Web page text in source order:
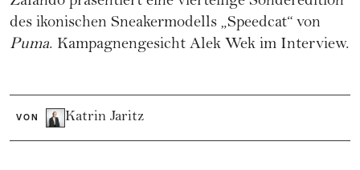
des ikonischen Sneakermodells „Speedcat“ von
Puma. Kampagnengesicht Alek Wek im Interview.
VON Katrin Jaritz